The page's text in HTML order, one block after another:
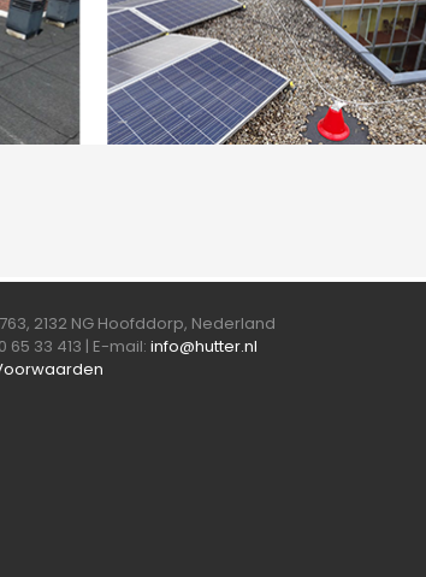
2132 NG Hoofddorp, Nederland
65 33 413 | E-mail: info@hutter.nl